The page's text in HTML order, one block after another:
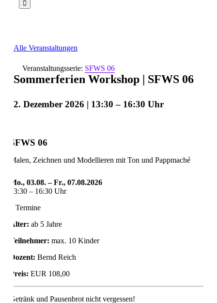
Alle Veranstaltungen
Veranstaltungsserie: SFWS 06
Sommerferien Workshop | SFWS 06
2. Dezember 2026 | 13:30 – 16:30
SFWS 06
Malen, Zeichnen und Modellieren mit Ton und Pappmaché
Mo., 03.08. – Fr., 07.08.2026
13:30 – 16:30 Uhr
5 Termine
Alter: ab 5 Jahre
Teilnehmer: max. 10 Kinder
Dozent: Bernd Reich
Preis: EUR 108,00
Getränk und Pausenbrot nicht vergessen!